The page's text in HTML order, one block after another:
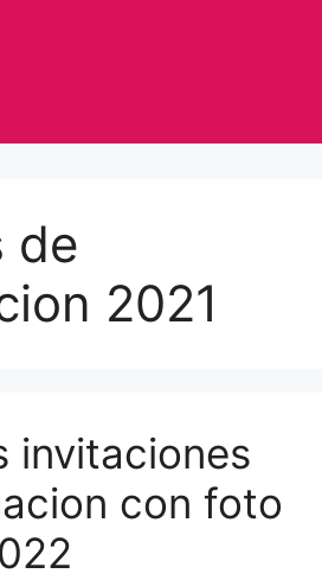
de
2021
invitaciones
con foto